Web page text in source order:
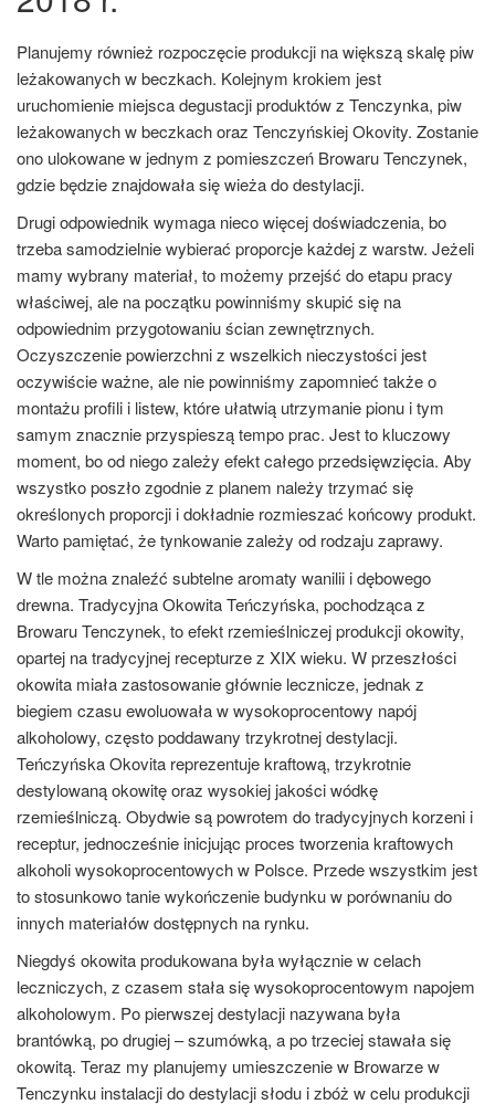
Planujemy również rozpoczęcie produkcji na większą skalę piw
leżakowanych w beczkach. Kolejnym krokiem jest
uruchomienie miejsca degustacji produktów z Tenczynka, piw
leżakowanych w beczkach oraz Tenczyńskiej Okovity. Zostanie
ono ulokowane w jednym z pomieszczeń Browaru Tenczynek,
gdzie będzie znajdowała się wieża do destylacji.
Drugi odpowiednik wymaga nieco więcej doświadczenia, bo
trzeba samodzielnie wybierać proporcje każdej z warstw. Jeżeli
mamy wybrany materiał, to możemy przejść do etapu pracy
właściwej, ale na początku powinniśmy skupić się na
odpowiednim przygotowaniu ścian zewnętrznych.
Oczyszczenie powierzchni z wszelkich nieczystości jest
oczywiście ważne, ale nie powinniśmy zapomnieć także o
montażu profili i listew, które ułatwią utrzymanie pionu i tym
samym znacznie przyspieszą tempo prac. Jest to kluczowy
moment, bo od niego zależy efekt całego przedsięwzięcia. Aby
wszystko poszło zgodnie z planem należy trzymać się
określonych proporcji i dokładnie rozmieszać końcowy produkt.
Warto pamiętać, że tynkowanie zależy od rodzaju zaprawy.
W tle można znaleźć subtelne aromaty wanilii i dębowego
drewna. Tradycyjna Okowita Teńczyńska, pochodząca z
Browaru Tenczynek, to efekt rzemieślniczej produkcji okowity,
opartej na tradycyjnej recepturze z XIX wieku. W przeszłości
okowita miała zastosowanie głównie lecznicze, jednak z
biegiem czasu ewoluowała w wysokoprocentowy napój
alkoholowy, często poddawany trzykrotnej destylacji.
Teńczyńska Okovita reprezentuje kraftową, trzykrotnie
destylowaną okowitę oraz wysokiej jakości wódkę
rzemieślniczą. Obydwie są powrotem do tradycyjnych korzeni i
receptur, jednocześnie inicjując proces tworzenia kraftowych
alkoholi wysokoprocentowych w Polsce. Przede wszystkim jest
to stosunkowo tanie wykończenie budynku w porównaniu do
innych materiałów dostępnych na rynku.
Niegdyś okowita produkowana była wyłącznie w celach
leczniczych, z czasem stała się wysokoprocentowym napojem
alkoholowym. Po pierwszej destylacji nazywana była
brantówką, po drugiej – szumówką, a po trzeciej stawała się
okowitą. Teraz my planujemy umieszczenie w Browarze w
Tenczynku instalacji do destylacji słodu i zbóż w celu produkcji